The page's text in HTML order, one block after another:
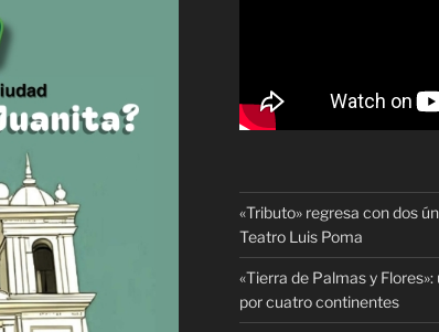
«Tributo» regresa con dos
Teatro Luis Poma
«Tierra de Palmas y
por cuatro continentes